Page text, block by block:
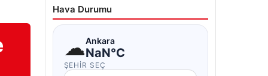
Hava Durumu
☁Ankara
NaN°C
ŞEHIR SEÇ